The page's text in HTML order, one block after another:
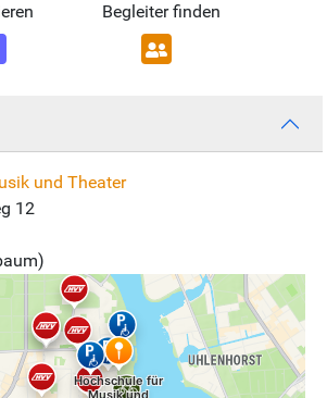
Begleiter finden
und Theater
12